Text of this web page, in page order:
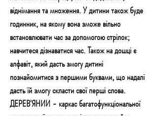
віднімання та множення. У дитини також буде
годинник, на якому вона зможе вільно
встановлювати час за допомогою стрілок;
навчитеся дізнаватися час. Також на дошці є
алфавіт, який дасть змогу дитині
познайомитися з першими буквами, що надалі
дасть їй змогу скласти свої перші слова.
ДЕРЕВ'ЯНИЙ - каркас багатофункціональної